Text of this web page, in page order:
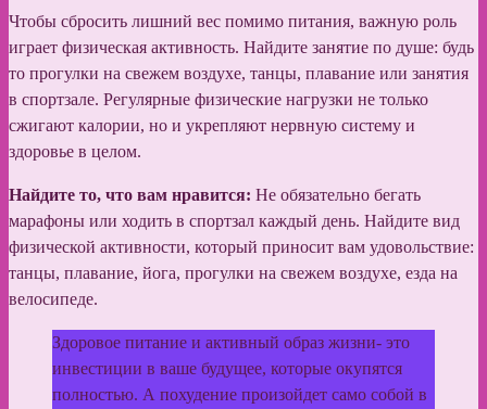
Чтобы сбросить лишний вес помимо питания, важную роль
играет физическая активность. Найдите занятие по душе: будь
то прогулки на свежем воздухе, танцы, плавание или занятия
в спортзале. Регулярные физические нагрузки не только
сжигают калории, но и укрепляют нервную систему и
здоровье в целом.
Найдите то, что вам нравится: Не обязательно бегать
марафоны или ходить в спортзал каждый день. Найдите вид
физической активности, который приносит вам удовольствие:
танцы, плавание, йога, прогулки на свежем воздухе, езда на
велосипеде.
Здоровое питание и активный образ жизни- это
инвестиции в ваше будущее, которые окупятся
полностью. А похудение произойдет само собой в